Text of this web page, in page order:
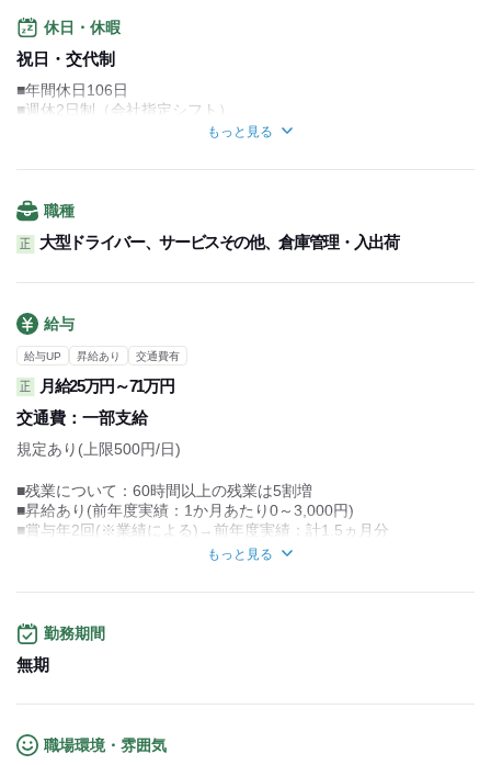
04:00【出社】
積み込み作業
↓
↓
8:00【納品完了】
8:30【1時間休憩】
9:30【作業再開】
積み込み作業
↓
3～4店舗ほど配送
13:00【終了】
お疲れ様でした♪
※自分のタイミングでお休みを取ってOKです！
-----------------------------------
※22時～翌5時まで18歳以上の方(省令2号)
休日・休暇
祝日・交代制
■年間休日106日
■週休2日制（会社指定シフト）
■年次有給休暇(6ヵ月経過後10日付与) など
もっと見る
職種
正 大型ドライバー、サービスその他、倉庫管理・入出荷
給与
給与UP 昇給あり 交通費有
正
月給25万円～71万円
交通費： 一部支給
規定あり(上限500円/日)
■残業について：60時間以上の残業は5割増
■昇給あり(前年度実績：1か月あたり0～3,000円)
■賞与年2回(※業績による)→前年度実績：計1.5ヵ月分
■試用期間1ヶ月（雇用形態・給与は同条件）
条件が異なりますので、面接時にご相談ください！
<その他手当>
■役職手当
■資格手当
■扶養手当
<給与について>
もっと見る
勤務期間
無期
職場環境・雰囲気